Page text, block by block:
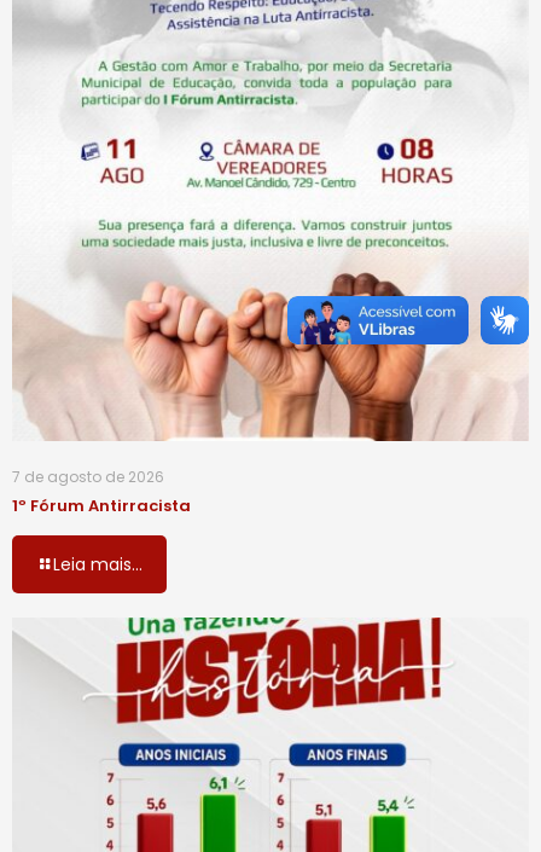
7 de agosto de 2026
1º Fórum Antirracista
Leia mais...